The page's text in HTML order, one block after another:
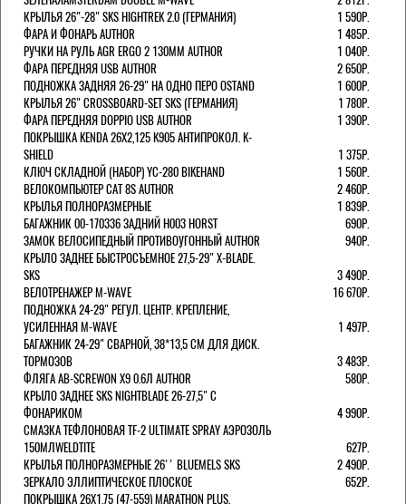
КРЫЛЬЯ 26"-28" SKS HIGHTREK 2.0 (ГЕРМАНИЯ)
1 590Р.
ФАРА И ФОНАРЬ AUTHOR
1 485Р.
РУЧКИ НА РУЛЬ AGR ERGO 2 130ММ AUTHOR
1 040Р.
ФАРА ПЕРЕДНЯЯ USB AUTHOR
2 650Р.
ПОДНОЖКА ЗАДНЯЯ 26-29" НА ОДНО ПЕРО OSTAND
1 600Р.
КРЫЛЬЯ 26" CROSSBOARD-SET SKS (ГЕРМАНИЯ)
1 780Р.
ФАРА ПЕРЕДНЯЯ DOPPIO USB AUTHOR
1 390Р.
ПОКРЫШКА KENDA 26Х2,125 K905 АНТИПРОКОЛ. K-
SHIELD
1 375Р.
КЛЮЧ СКЛАДНОЙ (НАБОР) YC-280 BIKEHAND
1 560Р.
ВЕЛОКОМПЬЮТЕР CAT 8S AUTHOR
2 460Р.
КРЫЛЬЯ ПОЛНОРАЗМЕРНЫЕ
1 839Р.
БАГАЖНИК 00-170336 ЗАДНИЙ H003 HORST
690Р.
ЗАМОК ВЕЛОСИПЕДНЫЙ ПРОТИВОУГОННЫЙ AUTHOR
940Р.
КРЫЛО ЗАДНЕЕ БЫСТРОСЪЕМНОЕ 27,5-29" X-BLADE.
SKS
3 490Р.
ВЕЛОТРЕНАЖЕР M-WAVE
16 670Р.
ПОДНОЖКА 24-29" РЕГУЛ. ЦЕНТР. КРЕПЛЕНИЕ,
УСИЛЕННАЯ M-WAVE
1 497Р.
БАГАЖНИК 24-29" СВАРНОЙ, 38*13,5 СМ ДЛЯ ДИСК.
ТОРМОЗОВ
3 483Р.
ФЛЯГА AB-SCREWON X9 0.6Л AUTHOR
580Р.
КРЫЛО ЗАДНЕЕ SKS NIGHTBLADE 26-27,5" С
ФОНАРИКОМ
4 990Р.
СМАЗКА ТЕФЛОНОВАЯ TF-2 ULTIMATE SPRAY АЭРОЗОЛЬ
150МЛWELDTITE
627Р.
КРЫЛЬЯ ПОЛНОРАЗМЕРНЫЕ 26'' BLUEMELS SKS
2 490Р.
ЗЕРКАЛО ЭЛЛИПТИЧЕСКОЕ ПЛОСКОЕ
652Р.
ПОКРЫШКА 26X1.75 (47-559) MARATHON PLUS,